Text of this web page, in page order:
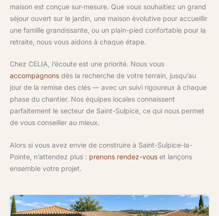
maison est conçue sur-mesure. Que vous souhaitiez un grand
séjour ouvert sur le jardin, une maison évolutive pour accueillir
une famille grandissante, ou un plain-pied confortable pour la
retraite, nous vous aidons à chaque étape.
Chez CELIA, l’écoute est une priorité. Nous vous
accompagnons dès la recherche de votre terrain, jusqu’au
jour de la remise des clés — avec un suivi rigoureux à chaque
phase du chantier. Nos équipes locales connaissent
parfaitement le secteur de Saint-Sulpice, ce qui nous permet
de vous conseiller au mieux.
Alors si vous avez envie de construire à Saint-Sulpice-la-
Pointe, n’attendez plus : prenons rendez-vous et lançons
ensemble votre projet.